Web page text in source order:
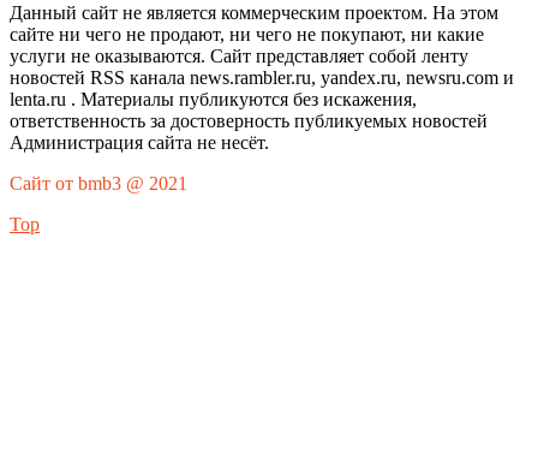
Данный сайт не является коммерческим проектом. На этом
сайте ни чего не продают, ни чего не покупают, ни какие
услуги не оказываются. Сайт представляет собой ленту
новостей RSS канала news.rambler.ru, yandex.ru, newsru.com и
lenta.ru . Материалы публикуются без искажения,
ответственность за достоверность публикуемых новостей
Администрация сайта не несёт.
Сайт от bmb3 @ 2021
Top